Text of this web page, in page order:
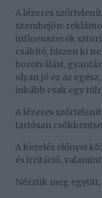
A lézeres
szembejön:
influenszerek
csábító, hiszen ki
borotválást,
olyan jó ez az
inkább csak egy
A lézeres
tartósan
A kezelés előnyei
és irritáció,
Nézzük meg